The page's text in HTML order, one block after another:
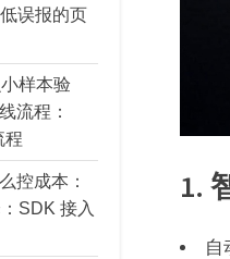
1.
自
误报的页
样本验
流程：
程
控成本：
SDK 接入